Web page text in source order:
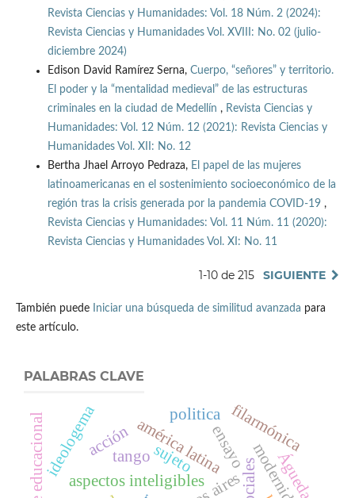
Revista Ciencias y Humanidades: Vol. 18 Núm. 2 (2024):
Revista Ciencias y Humanidades Vol. XVIII: No. 02 (julio-
diciembre 2024)
Edison David Ramírez Serna, Cuerpo, “señores” y territorio.
El poder y la “mentalidad medieval” de las estructuras
criminales en la ciudad de Medellín , Revista Ciencias y
Humanidades: Vol. 12 Núm. 12 (2021): Revista Ciencias y
Humanidades Vol. XII: No. 12
Bertha Jhael Arroyo Pedraza, El papel de las mujeres
latinoamericanas en el sostenimiento socioeconómico de la
región tras la crisis generada por la pandemia COVID-19 ,
Revista Ciencias y Humanidades: Vol. 11 Núm. 11 (2020):
Revista Ciencias y Humanidades Vol. XI: No. 11
1-10 de 215 SIGUIENTE
También puede Iniciar una búsqueda de similitud avanzada para
este artículo.
PALABRAS CLAVE
tango
aspectos inteligibles
modernidad
sujeto
américa latina
ideologema ensayofilarmónica
Águeda
politica
acción